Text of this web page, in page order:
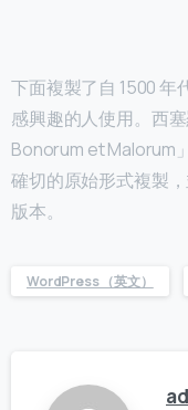
下面複製了自 1500 年
感興趣的人使用。西
Bonorum et Malorum
確切的原始形式複製
版本。
WordPress （英文）